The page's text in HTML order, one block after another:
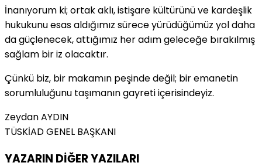
İnanıyorum ki; ortak aklı, istişare kültürünü ve kardeşlik
hukukunu esas aldığımız sürece yürüdüğümüz yol daha
da güçlenecek, attığımız her adım geleceğe bırakılmış
sağlam bir iz olacaktır.
Çünkü biz, bir makamın peşinde değil; bir emanetin
sorumluluğunu taşımanın gayreti içerisindeyiz.
Zeydan AYDIN
TÜSKİAD GENEL BAŞKANI
YAZARIN DİĞER YAZILARI